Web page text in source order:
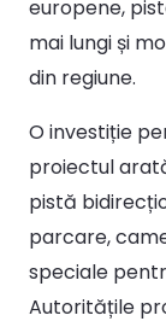
europene,
mai lungi și
din regiune.
O investiție
proiectul
pistă
parcare,
speciale
Autoritățile